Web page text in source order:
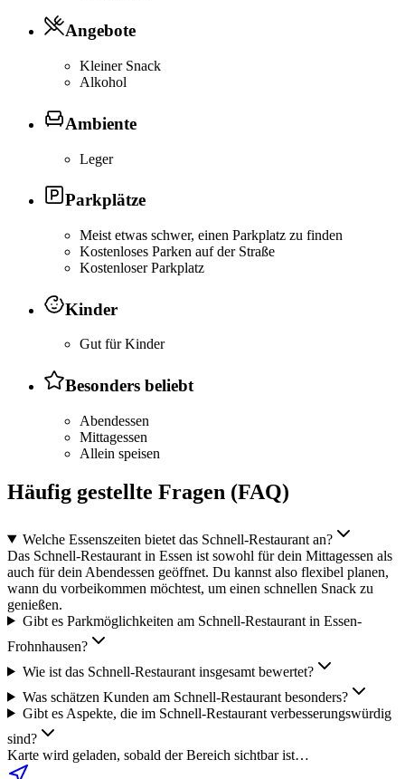
Angebote
Kleiner Snack
Alkohol
Ambiente
Leger
Parkplätze
Meist etwas schwer, einen Parkplatz zu finden
Kostenloses Parken auf der Straße
Kostenloser Parkplatz
Kinder
Gut für Kinder
Besonders beliebt
Abendessen
Mittagessen
Allein speisen
Häufig gestellte Fragen (FAQ)
Welche Essenszeiten bietet das Schnell-Restaurant an?
Das Schnell-Restaurant in Essen ist sowohl für dein Mittagessen als
auch für dein Abendessen geöffnet. Du kannst also flexibel planen,
wann du vorbeikommen möchtest, um einen schnellen Snack zu
genießen.
Gibt es Parkmöglichkeiten am Schnell-Restaurant in Essen-
Frohnhausen?
Wie ist das Schnell-Restaurant insgesamt bewertet?
Was schätzen Kunden am Schnell-Restaurant besonders?
Gibt es Aspekte, die im Schnell-Restaurant verbesserungswürdig
sind?
Karte wird geladen, sobald der Bereich sichtbar ist…